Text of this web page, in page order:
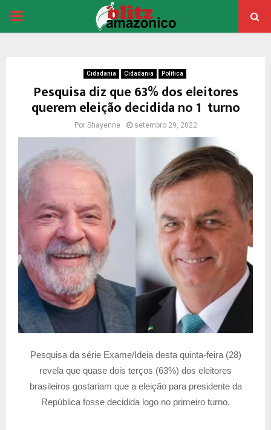
PRIMARY
Cidadania Cidadania Política
Pesquisa diz que 63% dos eleitores
querem eleição decidida no 1º turno
Por Shayenne setembro 29, 2022
Pesquisa da série Exame/Ideia desta quinta-feira (28)
revela que quase dois terços (63%) dos eleitores
brasileiros gostariam que a eleição para presidente da
República fosse decidida logo no primeiro turno.